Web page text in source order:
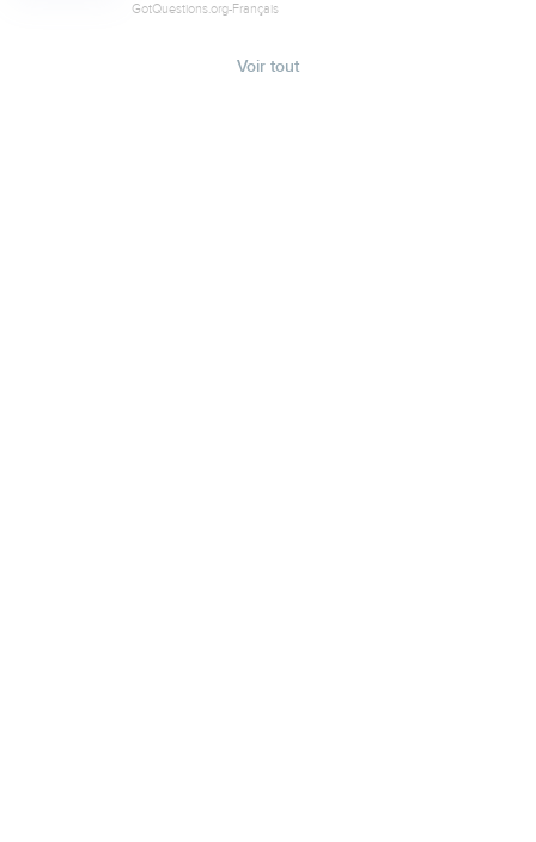
GotQuestions.org-Français
Voir tout